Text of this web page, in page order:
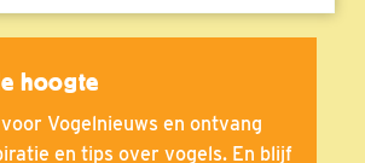
hoogte
Vogelnieuws en ontvang
en tips over vogels. En blijf